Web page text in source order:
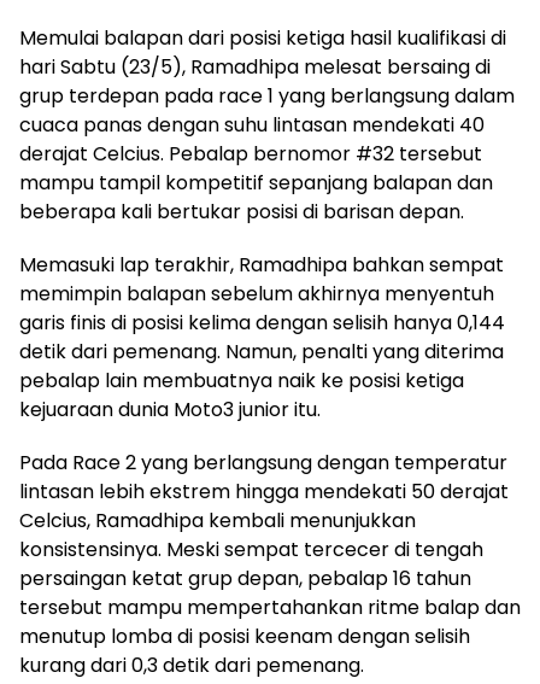
Memulai balapan dari posisi ketiga hasil kualifikasi di
hari Sabtu (23/5), Ramadhipa melesat bersaing di
grup terdepan pada race 1 yang berlangsung dalam
cuaca panas dengan suhu lintasan mendekati 40
derajat Celcius. Pebalap bernomor #32 tersebut
mampu tampil kompetitif sepanjang balapan dan
beberapa kali bertukar posisi di barisan depan.
Memasuki lap terakhir, Ramadhipa bahkan sempat
memimpin balapan sebelum akhirnya menyentuh
garis finis di posisi kelima dengan selisih hanya 0,144
detik dari pemenang. Namun, penalti yang diterima
pebalap lain membuatnya naik ke posisi ketiga
kejuaraan dunia Moto3 junior itu.
Pada Race 2 yang berlangsung dengan temperatur
lintasan lebih ekstrem hingga mendekati 50 derajat
Celcius, Ramadhipa kembali menunjukkan
konsistensinya. Meski sempat tercecer di tengah
persaingan ketat grup depan, pebalap 16 tahun
tersebut mampu mempertahankan ritme balap dan
menutup lomba di posisi keenam dengan selisih
kurang dari 0,3 detik dari pemenang.